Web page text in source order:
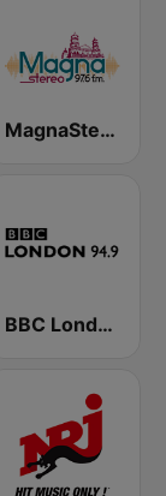
MagnaStereo
BBC London